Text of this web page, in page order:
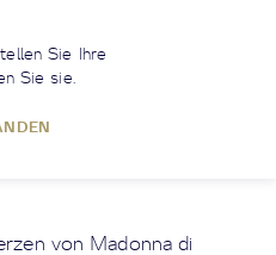
Sie Ihre
Sie sie.
von Madonna di